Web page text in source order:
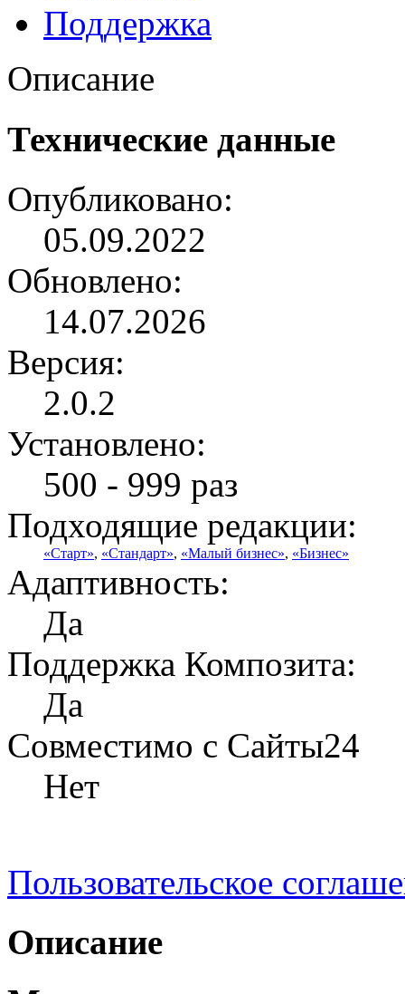
Поддержка
Описание
Технические данные
Опубликовано:
05.09.2022
Обновлено:
14.07.2026
Версия:
2.0.2
Установлено:
500 - 999 раз
Подходящие редакции:
«Старт», «Стандарт», «Малый бизнес», «Бизнес»
Адаптивность:
Да
Поддержка Композита:
Да
Совместимо с Сайты24
Нет
Пользовательское
Описание